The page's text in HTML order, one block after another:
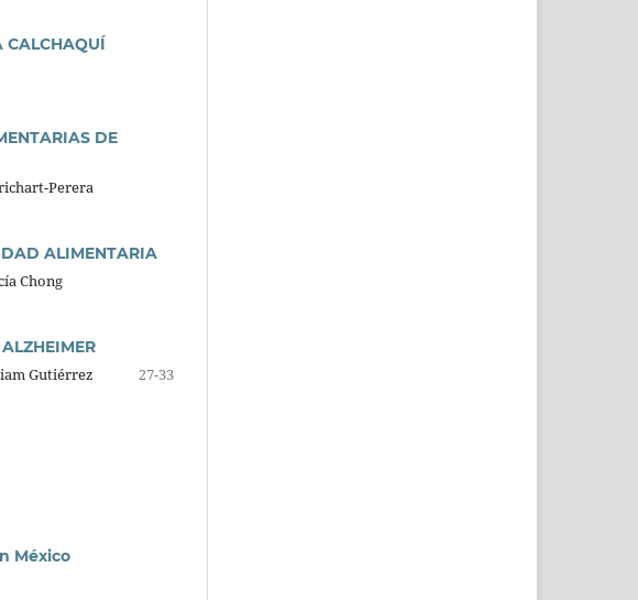
CALCHAQUÍ
DE
Perera
ALIMENTARIA
Chong
Gutiérrez
27-33
México